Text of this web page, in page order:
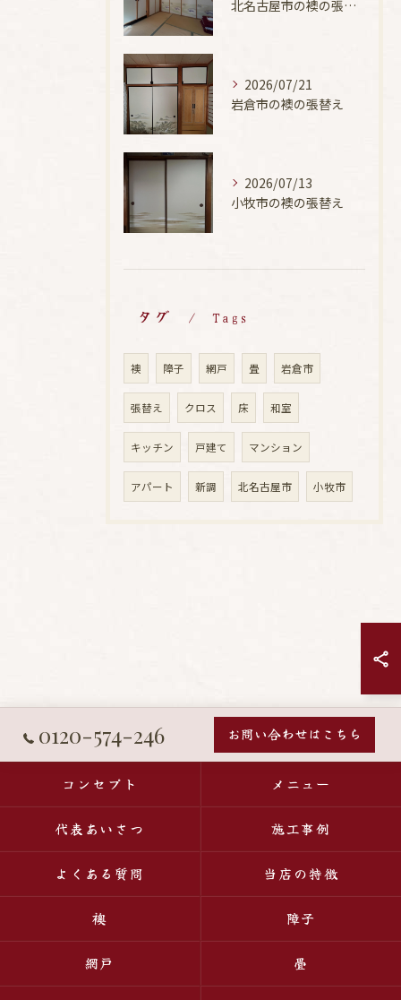
北名古屋市の襖の張替え
2026/07/21
岩倉市の襖の張替え
2026/07/13
小牧市の襖の張替え
タグ Tags
襖 障子 網戸 畳 岩倉市
張替え クロス 床 和室
キッチン 戸建て マンション
アパート 新調 北名古屋市 小牧市
0120-574-246 お問い合わせはこちら
コンセプト メニュー
代表あいさつ 施工事例
よくある質問 当店の特徴
襖 障子
網戸 畳